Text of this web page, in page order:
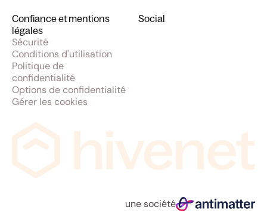
Social
Confiance et mentions
légales
Sécurité
Conditions d'utilisation
Politique de
confidentialité
Options de confidentialité
Gérer les cookies
une société